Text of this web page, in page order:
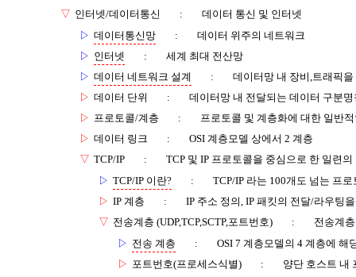
▽ 인터넷/데이터통신 :
데이터 통신 및 인터넷
▷ 데이터통신망 :
데이터 위주의 네트워크
▷ 인터넷 :
세계 최대 전산망
▷ 데이터 네트워크 설계 :
데이터망 내 장비,트래픽
▷ 데이터 단위 :
데이터망 내 전달되는 데이터 구분명
▷ 프로토콜/계층 :
프로토콜 및 계층화에 대한 일반
▷ 데이터 링크 :
OSI 계층모델 상에서 2 계층
▽ TCP/IP :
TCP 및 IP 프로토콜을 중심으로 한 일련
▷ TCP/IP 이란? :
TCP/IP 라는 100개도 넘는 프
▷ IP 계층 :
IP 주소 정의, IP 패킷의 전달/라우팅
▽ 전송계층 (UDP,TCP,SCTP,포트번호) :
전송계
▷ 전송 계층 :
OSI 7 계층모델의 4 계층에 해
▷ 포트번호(프로세스식별) :
양단 호스트 내